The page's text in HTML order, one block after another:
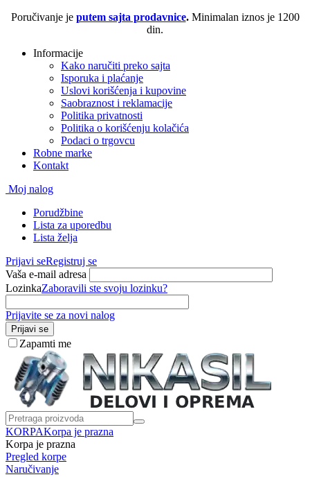
Poručivanje je putem sajta prodavnice. Minimalan iznos je 1200
din.
Informacije
Kako naručiti preko sajta
Isporuka i plaćanje
Uslovi korišćenja i kupovine
Saobraznost i reklamacije
Politika privatnosti
Politika o korišćenju kolačića
Podaci o trgovcu
Robne marke
Kontakt
Moj nalog
Porudžbine
Lista za uporedbu
Lista želja
Prijavi seRegistruj se
Vaša e-mail adresa
LozinkaZaboravili ste svoju lozinku?
Prijavite se za novi nalog
Prijavi se
Zapamti me
KORPAKorpa je prazna
Korpa je prazna
Pregled korpe
Naručivanje